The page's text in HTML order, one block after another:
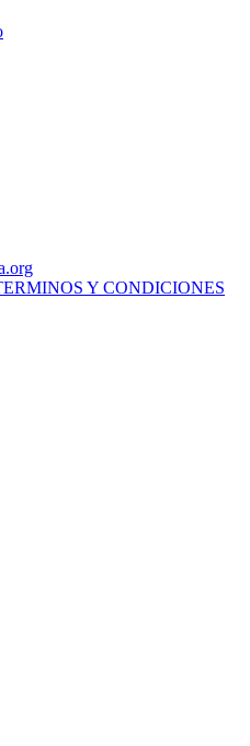
Y CONDICIONES